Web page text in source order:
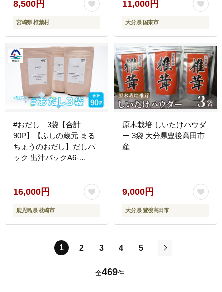
産地直送 スライス グアニ
ル酸 ビタミンD おすすめ
乾物 きのこ 栄養 美容 食
物繊維 煮物 みそ汁 汁も
の ダシ お鍋 鍋 特産 特産
品 ご当地 お取り寄せ 保
存食 備蓄 多用途 便利 ギ
フト 贈物 贈答品 プレゼ
ント お中元 お歳暮］
【JA-26】
8,500円
宮崎県 椎葉村
11,000円
大分県 国東市
#おだし 3袋【合計
90P】【ふしの蔵元 まる
ちょうのおだし】だしパ
ック 出汁パックA6-
16,000円
鹿児島県 枕崎市
原木栽培 しいたけパウダ
ー 3袋 大分県豊後高田市
産
9,000円
大分県 豊後高田市
1 2 3 4
5
全469件